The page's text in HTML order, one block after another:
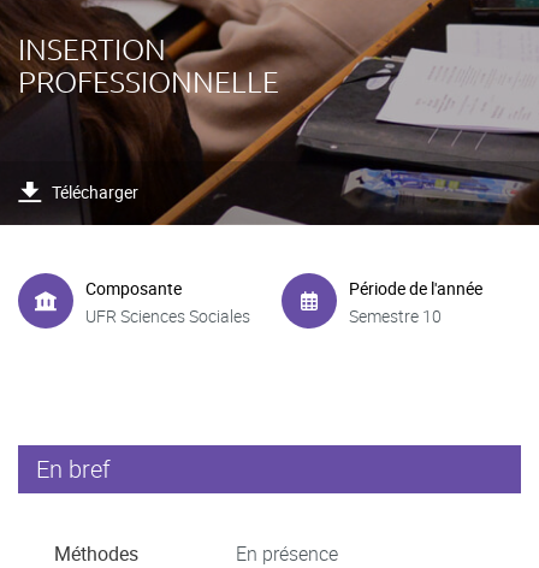
INSERTION
PROFESSIONNELLE
Télécharger
Composante
UFR Sciences Sociales
Période de l'année
Semestre 10
En bref
Méthodes
En présence